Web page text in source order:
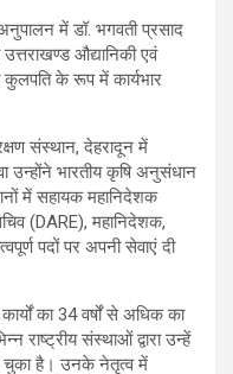
में डॉ. भगवती प्रसाद
औद्यानिकी एवं
कुलपति के रूप में कार्यभार
संस्थान, देहरादून में
भारतीय कृषि अनुसंधान
में सहायक महानिदेशक
(DARE), महानिदेशक,
पदों पर अपनी सेवाएं दी
का 34 वर्षों से अधिक का
राष्ट्रीय संस्थाओं द्वारा उन्हें
चुका है। उनके नेतृत्व में